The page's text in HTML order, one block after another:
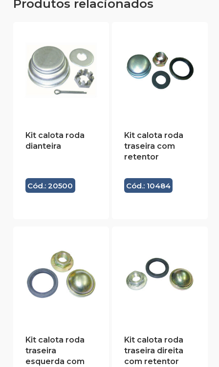
Produtos relacionados
Kit calota roda
dianteira
Cód.: 20500
Kit calota roda
traseira com
retentor
Cód.: 10484
Kit calota roda
traseira
esquerda com
Kit calota roda
traseira direita
com retentor